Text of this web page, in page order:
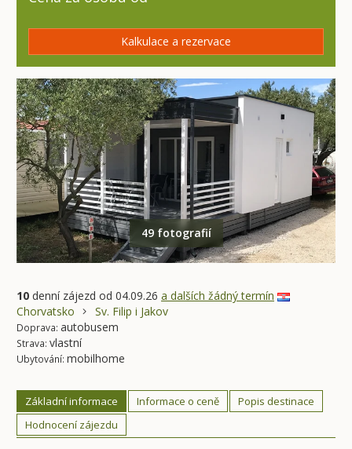
Kalkulace a rezervace
49 fotografií
10 denní zájezd od 04.09.26 a dalších žádný termín
Chorvatsko
Sv. Filip i Jakov
Doprava: autobusem
Strava: vlastní
Ubytování: mobilhome
Základní informace Informace o ceně
Popis destinace
Hodnocení zájezdu